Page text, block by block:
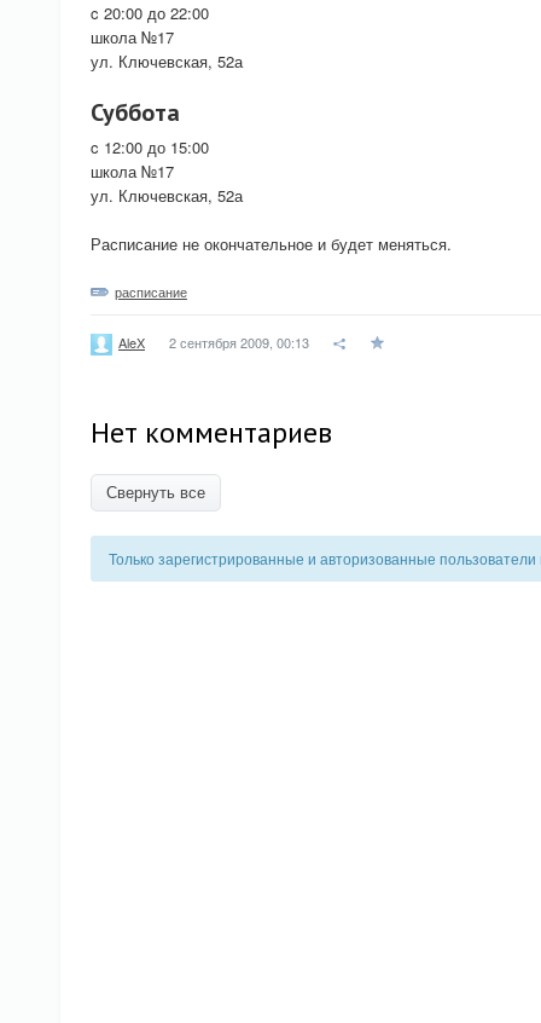
c 20:00 до 22:00
школа №17
ул. Ключевская, 52а
Суббота
c 12:00 до 15:00
школа №17
ул. Ключевская, 52а
Расписание не окончательное и будет меняться.
расписание
AleX 2 сентября 2009, 00:13
Нет комментариев
Свернуть все
Только зарегистрированные и авторизованные